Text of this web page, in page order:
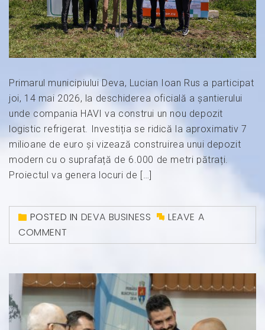
Primarul municipiului Deva, Lucian Ioan Rus a participat
joi, 14 mai 2026, la deschiderea oficială a șantierului
unde compania HAVI va construi un nou depozit
logistic refrigerat. Investiția se ridică la aproximativ 7
milioane de euro și vizează construirea unui depozit
modern cu o suprafață de 6.000 de metri pătrați.
Proiectul va genera locuri de […]
POSTED IN DEVA BUSINESS
LEAVE A
COMMENT